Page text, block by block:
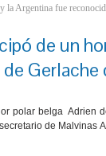
la Argentina fue
de un
Gerlache
polar belga Adrien
de Malvinas